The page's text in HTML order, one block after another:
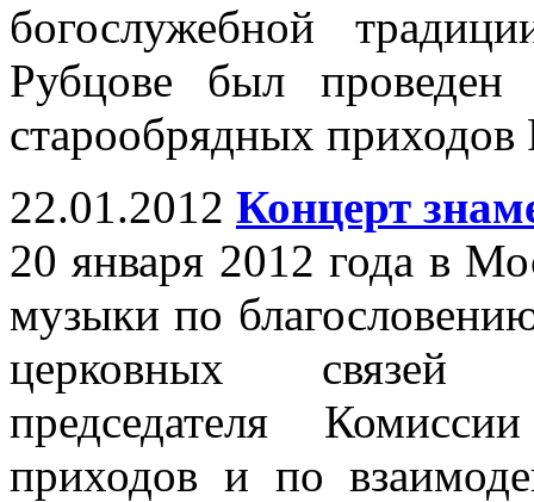
богослужебной
Рубцове был
старообрядных
22.01.2012 Концерт
20 января 2012 года в
музыки по
церковных связей
председателя
приходов и по